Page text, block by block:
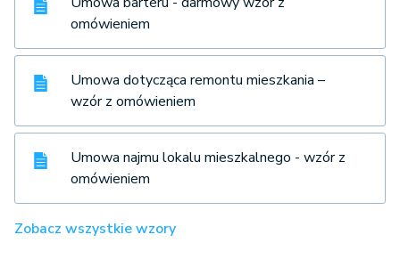
omówieniem
Umowa dotycząca remontu mieszkania –
wzór z omówieniem
Umowa najmu lokalu mieszkalnego - wzór z
omówieniem
Zobacz wszystkie wzory